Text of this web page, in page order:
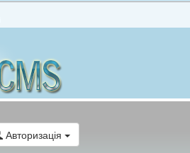
Авторизація